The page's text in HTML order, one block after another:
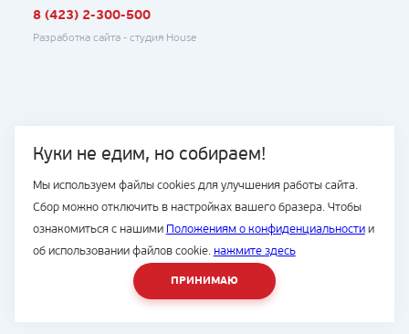
Куки не едим, но собираем!
Мы используем файлы cookies для улучшения работы сайта.
Сбор можно отключить в настройках вашего бразера. Чтобы
ознакомиться с нашими Положениям о конфиденциальностии
об использовании файлов cookie. нажмите здесь
ПРИНИМАЮ
8 (423) 2-300-500
Разработка сайта - студия House